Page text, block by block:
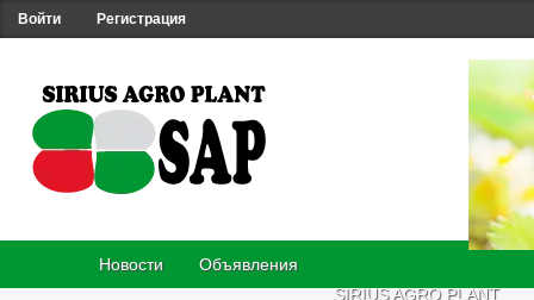
Войти Регистрация
Новости
Объявления
SIRIUS AGRO PLANT